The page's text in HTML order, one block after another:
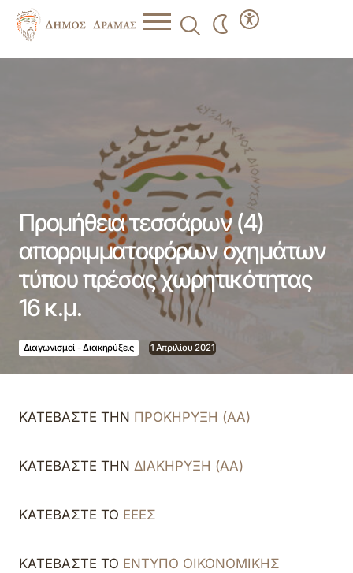
Προμήθεια τεσσάρων (4)
απορριμματοφόρων οχημάτων
τύπου πρέσας χωρητικότητας
16 κ.μ.
Διαγωνισμοί - Διακηρύξεις 1 Απριλίου 2021
ΚΑΤΕΒΑΣΤΕ ΤΗΝ ΠΡΟΚΗΡΥΞΗ (ΑΑ)
ΚΑΤΕΒΑΣΤΕ ΤΗΝ ΔΙΑΚΗΡΥΞΗ (ΑΑ)
ΚΑΤΕΒΑΣΤΕ ΤΟ ΕΕΕΣ
ΚΑΤΕΒΑΣΤΕ ΤΟ ΕΝΤΥΠΟ ΟΙΚΟΝΟΜΙΚΗΣ